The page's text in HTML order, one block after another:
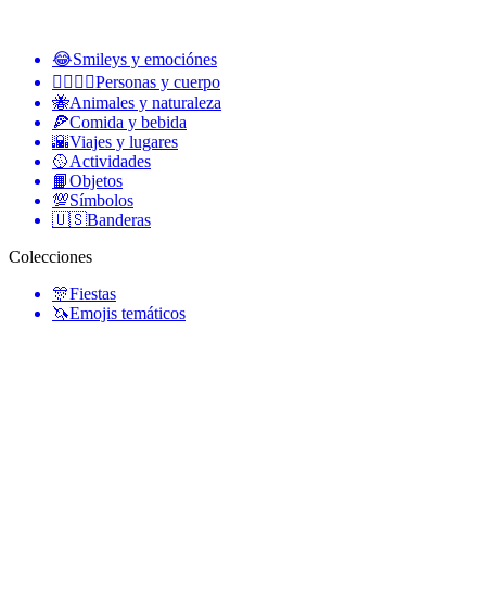
😂Smileys y emociónes
👩‍❤️‍💋‍👨Personas y cuerpo
🐝Animales y naturaleza
🍕Comida y bebida
🌇Viajes y lugares
🥎Actividades
📙Objetos
💯Símbolos
🇺🇸Banderas
Colecciones
🎊Fiestas
🦄Emojis temáticos